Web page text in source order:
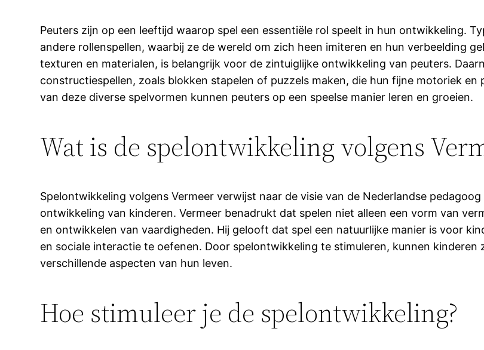
Peuters zijn op een leeftijd waarop spel een essentiële rol speelt in hun ontwikkeling.
andere rollenspellen, waarbij ze de wereld om zich heen imiteren en hun verbeelding
texturen en materialen, is belangrijk voor de zintuiglijke ontwikkeling van peuters.
constructiespellen, zoals blokken stapelen of puzzels maken, die hun fijne motoriek
van deze diverse spelvormen kunnen peuters op een speelse manier leren en groeien.
Wat is de spelontwikkeling volgens
Spelontwikkeling volgens Vermeer verwijst naar de visie van de Nederlandse
ontwikkeling van kinderen. Vermeer benadrukt dat spelen niet alleen een vorm van
en ontwikkelen van vaardigheden. Hij gelooft dat spel een natuurlijke manier is voor
en sociale interactie te oefenen. Door spelontwikkeling te stimuleren, kunnen
verschillende aspecten van hun leven.
Hoe stimuleer je de spelontwikkeling?